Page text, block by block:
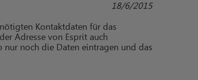
18/6/2015
Kontaktdaten für das
Adresse von Esprit auch
noch die Daten eintragen und das